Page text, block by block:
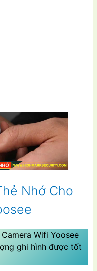
Nhớ Cho
Wifi Yoosee
ghi hình được tốt